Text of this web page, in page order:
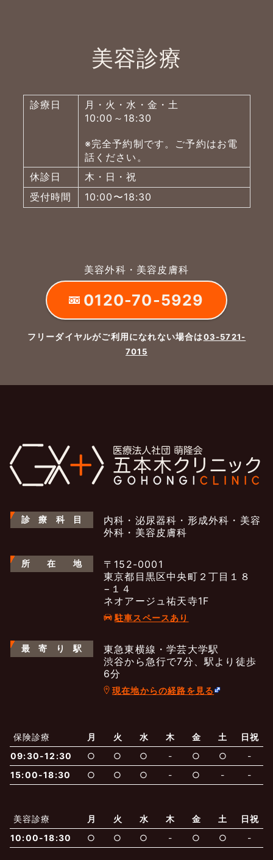
当院からのお知らせ
最新医療トピックス
はじめての方へ
医師の紹介
保険での診療
泌尿器科
一般診療 美容診療
予約について
電話でのお問いあわせ
美容診療
診療日
月・火・水・金・土
10:00～18:30
※完全予約制です。ご予約はお電
話ください。
休診日
木・日・祝
受付時間
10:00〜18:30
美容外科・美容皮膚科
0120-70-5929
フリーダイヤルがご利用になれない場合は03-5721-
7015
診 療 科 目
内科・泌尿器科・形成外科・美容
外科・美容皮膚科
所 在 地
〒152-0001
東京都目黒区中央町２丁目１８
−１４
ネオアージュ祐天寺1F
駐車スペースあり
最 寄 り 駅
東急東横線・学芸大学駅
渋谷から急行で7分、駅より徒歩
6分
現在地からの経路を見る
保険診療 月 火 水 木 金 土
日祝
09:30-12:30
○ ○ ○ - ○ ○
-
15:00-18:30
○ ○ ○ - ○ - -
美容診療 月 火 水 木 金 土
日祝
10:00-18:30
○ ○ ○ - ○ ○ -